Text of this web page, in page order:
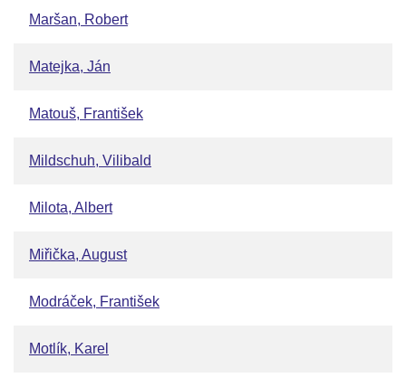
Maršan, Robert
Matejka, Ján
Matouš, František
Mildschuh, Vilibald
Milota, Albert
Miřička, August
Modráček, František
Motlík, Karel